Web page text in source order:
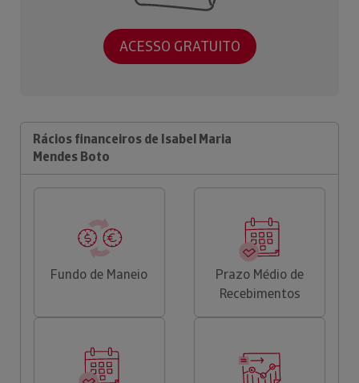
ACESSO GRATUITO
Rácios financeiros de Isabel Maria
Mendes Boto
Fundo de Maneio
Prazo Médio de
Recebimentos